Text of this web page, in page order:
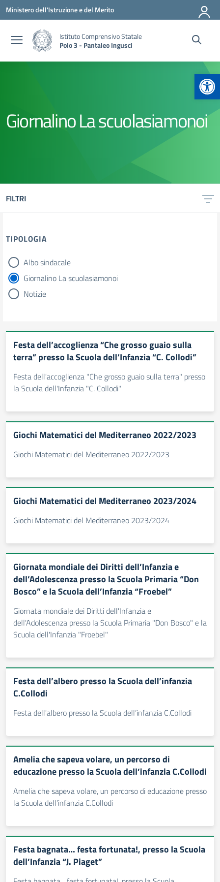
Vai ai contenuti
Vai al menu di navigazione
Vai al footer
Ministero dell'Istruzione e del Merito
Istituto Comprensivo Statale
Polo 3 - Pantaleo Ingusci
Giornalino La scuolasiamonoi
FILTRI
TIPOLOGIA
tipologia di articoli
Albo sindacale
Giornalino La scuolasiamonoi
Notizie
Festa dell’accoglienza “Che grosso guaio sulla
terra” presso la Scuola dell’Infanzia “C. Collodi”
Festa dell'accoglienza "Che grosso guaio sulla terra" presso
la Scuola dell'Infanzia "C. Collodi"
Giochi Matematici del Mediterraneo 2022/2023
Giochi Matematici del Mediterraneo 2022/2023
Giochi Matematici del Mediterraneo 2023/2024
Giochi Matematici del Mediterraneo 2023/2024
Giornata mondiale dei Diritti dell’Infanzia e
dell’Adolescenza presso la Scuola Primaria “Don
Bosco” e la Scuola dell’Infanzia “Froebel”
Giornata mondiale dei Diritti dell'Infanzia e
dell'Adolescenza presso la Scuola Primaria "Don Bosco" e la
Scuola dell'Infanzia "Froebel"
Festa dell’albero presso la Scuola dell’infanzia
C.Collodi
Festa dell'albero presso la Scuola dell’infanzia C.Collodi
Amelia che sapeva volare, un percorso di
educazione presso la Scuola dell’infanzia C.Collodi
Amelia che sapeva volare, un percorso di educazione presso
la Scuola dell’infanzia C.Collodi
Festa bagnata… festa fortunata!, presso la Scuola
dell’Infanzia “J. Piaget”